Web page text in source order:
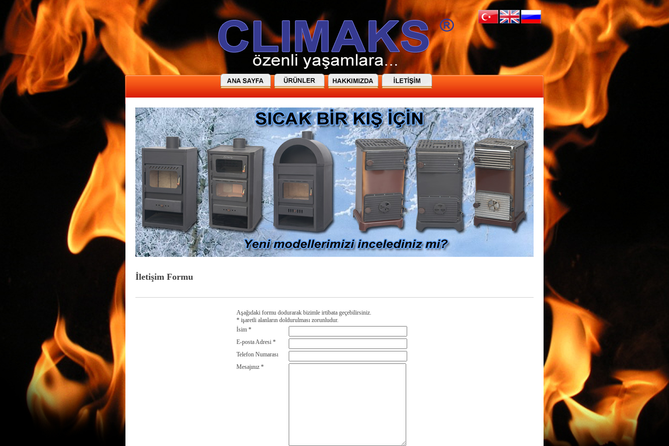
İletişim Formu
Aşağıdaki formu dodurarak bizimle irtibata geçebilirsiniz.
* işaretli alanların doldurulması zorunludur.
İsim *
E-posta Adresi *
Telefon Numarası
Mesajınız *